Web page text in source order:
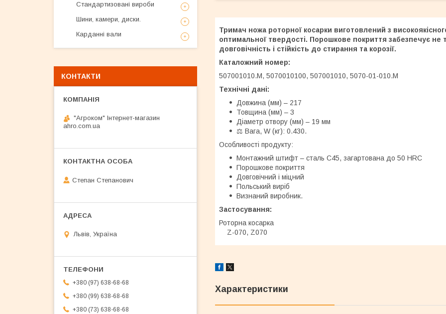
Тримач ножа роторної косарки виготовлений з
оптимальної твердості. Порошкове покриття забезпечує не
довговічність і стійкість до стирання та корозії.
Каталожний номер:
507001010.М, 5070010100, 507001010, 5070-01-010.М
Технічні дані:
Довжина (мм) – 217
Товщина (мм) – 3
Діаметр отвору (мм) – 19 мм
⚖️ Вага, W (кг): 0.430.
Особливості продукту:
Монтажний штифт – сталь C45, загартована до 50 HRC
Порошкове покриття
Довговічний і міцний
Польський виріб
Визнаний виробник.
Застосування:
Роторна косарка
Z-070, Z070
Характеристики
Стандартизовані вироби
Шини, камери, диски.
Карданні вали
КОНТАКТИ
"Агроком" Інтернет-магазин
ahro.com.ua
Степан Степанович
Львів, Україна
+380 (97) 638-68-68
+380 (99) 638-68-68
+380 (73) 638-68-68